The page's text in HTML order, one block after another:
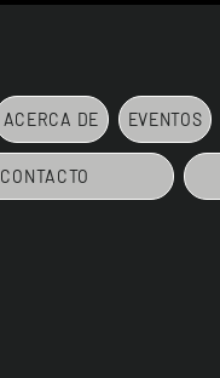
ACERCA DE EVENTOS
CONTACTO